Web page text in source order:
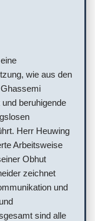
wie aus den
beruhigende
Herr Heuwing
Arbeitsweise
Obhut
zeichnet
und
sind alle